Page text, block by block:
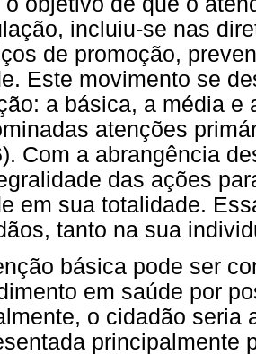
incluiu-se nas
de promoção,
Este movimento se
a básica, a média e
atenções
Com a abrangência
das ações
em sua totalidade.
tanto na sua
básica pode ser
em saúde por
o cidadão seria
principalmente